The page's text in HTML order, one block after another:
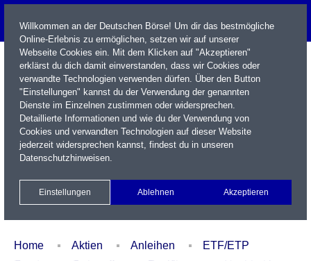
Name / WKN / ISIN / Kürzel
Xetra Realtime
Watchlist Portfolio Login
Home Aktien Anleihen
ETF/ETP
Willkommen an der Deutschen Börse! Um dir das bestmögliche
Online-Erlebnis zu ermöglichen, setzen wir auf unserer
Webseite Cookies ein. Mit dem Klicken auf "Akzeptieren"
erklärst du dich damit einverstanden, dass wir Cookies oder
verwandte Technologien verwenden dürfen. Über den Button
"Einstellungen" kannst du der Verwendung der genannten
Dienste im Einzelnen zustimmen oder widersprechen.
Detaillierte Informationen und wie du der Verwendung von
Cookies und verwandten Technologien auf dieser Website
jederzeit widersprechen kannst, findest du in unseren
Datenschutzhinweisen.
Einstellungen Ablehnen Akzeptieren